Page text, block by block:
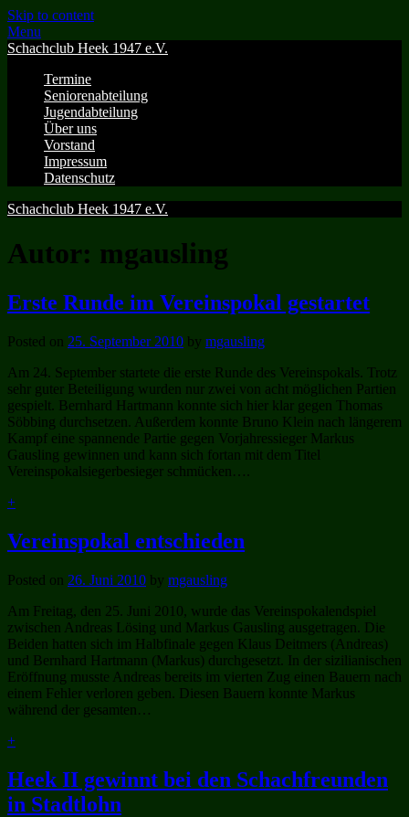
Skip to content
Menu
Schachclub Heek 1947 e.V.
Termine
Seniorenabteilung
Jugendabteilung
Über uns
Vorstand
Impressum
Datenschutz
Schachclub Heek 1947 e.V.
Autor: mgausling
Erste Runde im Vereinspokal gestartet
Posted on 25. September 2010 by mgausling
Am 24. September startete die erste Runde des Vereinspokals. Trotz
sehr guter Beteiligung wurden nur zwei von acht möglichen Partien
gespielt. Bernhard Hartmann konnte sich hier klar gegen Thomas
Söbbing durchsetzen. Außerdem konnte Bruno Klein nach längerem
Kampf eine spannende Partie gegen Vorjahressieger Markus
Gausling gewinnen und kann sich fortan mit dem Titel
Vereinspokalsiegerbesieger schmücken….
+
Vereinspokal entschieden
Posted on 26. Juni 2010 by mgausling
Am Freitag, den 25. Juni 2010, wurde das Vereinspokalendspiel
zwischen Andreas Lösing und Markus Gausling ausgetragen. Die
Beiden hatten sich im Halbfinale gegen Klaus Deitmers (Andreas)
und Bernhard Hartmann (Markus) durchgesetzt. In der sizilianischen
Eröffnung musste Andreas bereits im vierten Zug einen Bauern nach
einem Fehler verloren geben. Diesen Bauern konnte Markus
während der gesamten…
+
Heek II gewinnt bei den Schachfreunden
in Stadtlohn